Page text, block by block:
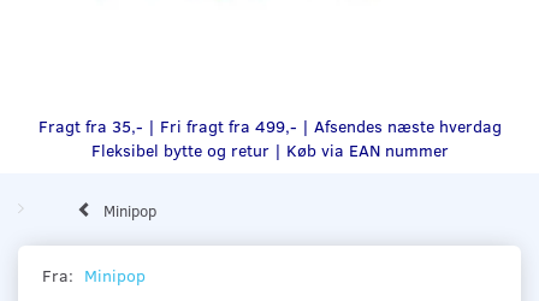
Fragt fra 35,- | Fri fragt fra 499,- | Afsendes næste hverdag
Fleksibel bytte og retur | Køb via EAN nummer
Minipop
Fra: Minipop